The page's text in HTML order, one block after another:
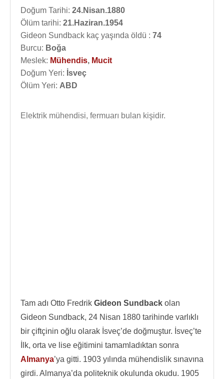
Doğum Tarihi: 24.Nisan.1880
Ölüm tarihi: 21.Haziran.1954
Gideon Sundback kaç yaşında öldü : 74
Burcu: Boğa
Meslek: Mühendis, Mucit
Doğum Yeri: İsveç
Ölüm Yeri: ABD
Elektrik mühendisi, fermuarı bulan kişidir.
Tam adı Otto Fredrik Gideon Sundback olan
Gideon Sundback, 24 Nisan 1880 tarihinde varlıklı
bir çiftçinin oğlu olarak İsveç’de doğmuştur. İsveç’te
İlk, orta ve lise eğitimini tamamladıktan sonra
Almanya’ya gitti. 1903 yılında mühendislik sınavına
girdi. Almanya’da politeknik okulunda okudu. 1905